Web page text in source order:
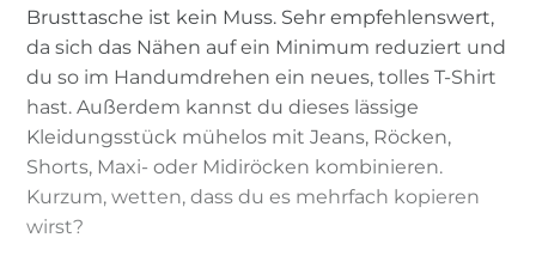
Brusttasche ist kein Muss. Sehr empfehlenswert,
da sich das Nähen auf ein Minimum reduziert und
du so im Handumdrehen ein neues, tolles T-Shirt
hast. Außerdem kannst du dieses lässige
Kleidungsstück mühelos mit Jeans, Röcken,
Shorts, Maxi- oder Midiröcken kombinieren.
Kurzum, wetten, dass du es mehrfach kopieren
wirst?